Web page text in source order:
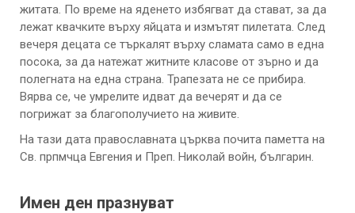
житата. По време на яденето избягват да стават, за да
лежат квачките върху яйцата и измътят пилетата. След
вечеря децата се търкалят върху сламата само в една
посока, за да натежат житните класове от зърно и да
полегната на една страна. Трапезата не се прибира.
Вярва се, че умрелите идват да вечерят и да се
погрижат за благополучието на живите.
На тази дата православната църква почита паметта на
Св. прпмчца Евгения и Преп. Николай войн, българин.
Имен ден празнуват